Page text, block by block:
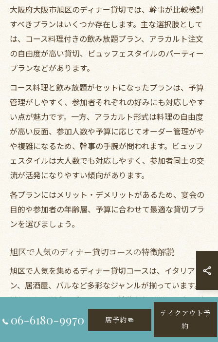
大阪府大阪市旭区のディナー貸切では、幹事が比較検討
すべきプランはいくつか存在します。主な選択肢として
は、コース料理付きの飲み放題プラン、アラカルト注文
の自由度が高い貸切、ビュッフェスタイルのパーティー
プランなどがあります。
コース料理と飲み放題がセットになったプランは、予算
管理がしやすく、参加者それぞれの好みにも対応しやす
い点が魅力です。一方、アラカルト形式は料理の自由度
が高い反面、参加人数や予算に応じてオーダー管理がや
や複雑になるため、幹事の手腕が問われます。ビュッフ
ェスタイルは大人数でも対応しやすく、参加者同士の交
流が活発になりやすい傾向があります。
各プランにはメリット・デメリットがあるため、宴会の
目的や参加者の年齢層、予算に合わせて最適な貸切プラ
ンを選びましょう。
旭区で人気のディナー貸切コースの特徴解説
旭区で人気を集めるディナー貸切コースは、イタリア
ン、居酒屋、バルなど多彩なジャンルが揃っています。
特にコース形式のディナーは、前菜からデザートまでバ
ランスよく提供され、飲み放題付きで会話も弾みやすい
のが特徴です。
06-6180-9970 席予約
テイクアウト予
約